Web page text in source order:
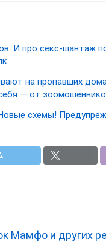
И про секс-шантаж
на пропавших
— от
схемы!
Мамфо и других